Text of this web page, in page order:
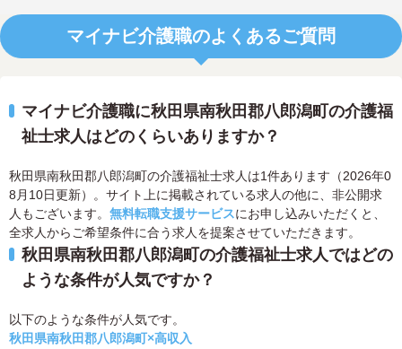
マイナビ介護職のよくあるご質問
マイナビ介護職に秋田県南秋田郡八郎潟町の介護福
祉士求人はどのくらいありますか？
秋田県南秋田郡八郎潟町の介護福祉士求人は1件あります（2026年0
8月10日更新）。サイト上に掲載されている求人の他に、非公開求
人もございます。 無料転職支援サービスにお申し込みいただくと、
全求人からご希望条件に合う求人を提案させていただきます。
秋田県南秋田郡八郎潟町の介護福祉士求人ではどの
ような条件が人気ですか？
以下のような条件が人気です。
秋田県南秋田郡八郎潟町×高収入